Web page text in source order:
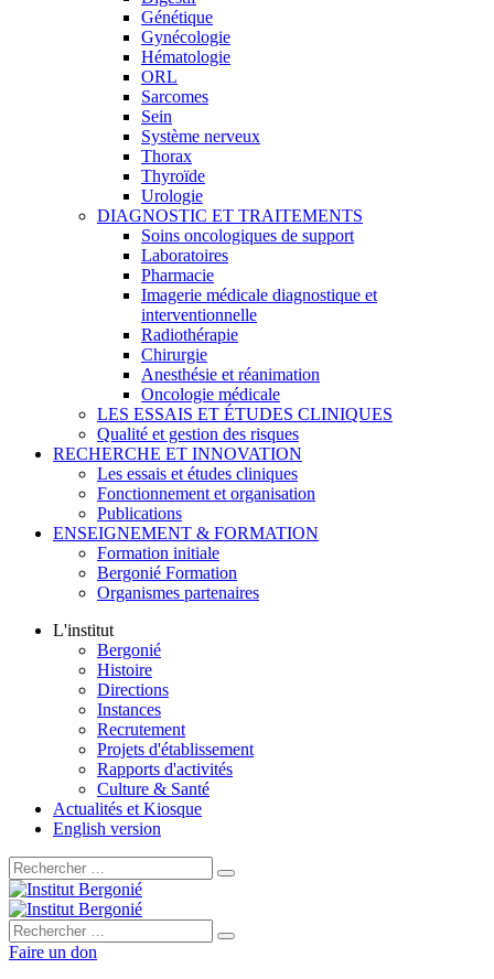
Génétique
Gynécologie
Hématologie
ORL
Sarcomes
Sein
Système nerveux
Thorax
Thyroïde
Urologie
DIAGNOSTIC ET TRAITEMENTS
Soins oncologiques de support
Laboratoires
Pharmacie
Imagerie médicale diagnostique et
interventionnelle
Radiothérapie
Chirurgie
Anesthésie et réanimation
Oncologie médicale
LES ESSAIS ET ÉTUDES CLINIQUES
Qualité et gestion des risques
RECHERCHE ET INNOVATION
Les essais et études cliniques
Fonctionnement et organisation
Publications
ENSEIGNEMENT & FORMATION
Formation initiale
Bergonié Formation
Organismes partenaires
L'institut
Bergonié
Histoire
Directions
Instances
Recrutement
Projets d'établissement
Rapports d'activités
Culture & Santé
Actualités et Kiosque
English version
Rechercher :
Rechercher :
Faire un don